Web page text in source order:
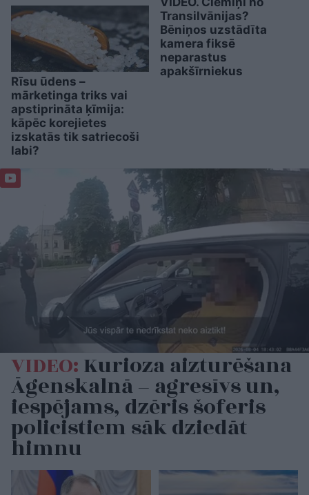
Rīsu ūdens –
mārketinga triks vai
apstiprināta ķīmija:
kāpēc korejietes
izskatās tik satriecoši
labi?
Transilvānijas?
Bēniņos uzstādīta
kamera fiksē
neparastus
apakšīrniekus
VIDEO:Kurioza aizturēšana
Āgenskalnā – agresīvs un,
iespējams, dzēris šoferis
policistiem sāk dziedāt
himnu